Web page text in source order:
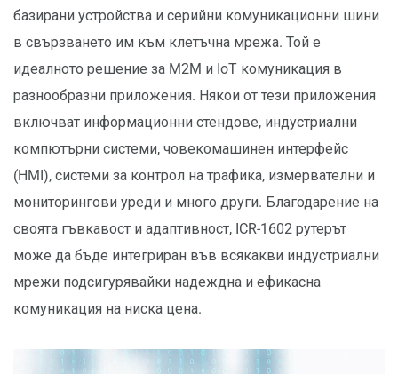
базирани устройства и серийни комуникационни шини
в свързването им към клетъчна мрежа. Той е
идеалното решение за M2M и IoT комуникация в
разнообразни приложения. Някои от тези приложения
включват информационни стендове, индустриални
компютърни системи, човекомашинен интерфейс
(HMI), системи за контрол на трафика, измервателни и
мониторингови уреди и много други. Благодарение на
своята гъвкавост и адаптивност, ICR-1602 рутерът
може да бъде интегриран във всякакви индустриални
мрежи подсигурявайки надеждна и ефикасна
комуникация на ниска цена.